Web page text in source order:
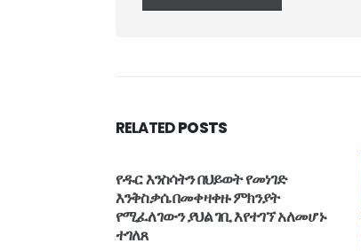
RELATEDPOSTS
የዱር እንስሳትን በህይወት የመነገድ
እንቅስቃሴ በመቀዛቀዙ ምክንያት
የሚፈለገውን ያህል ገቢ እየተገኘ አለመሆኑ
ተገለጸ